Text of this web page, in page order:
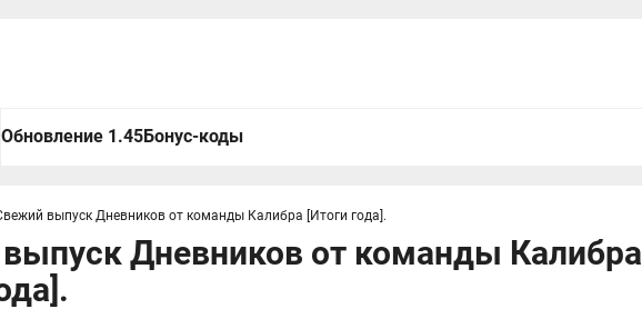
Обновление 1.45Бонус-коды
выпуск Дневников от команды Калибра [Итоги года].
Дневников от команды Калибра